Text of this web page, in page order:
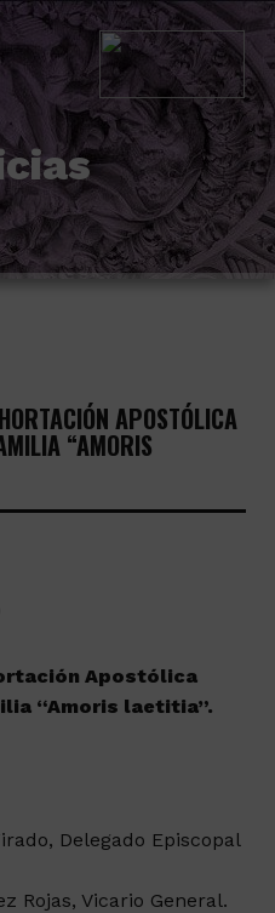
APOSTÓLICA
“AMORIS
Apostólica
“Amoris laetitia”.
Delegado Episcopal
Rojas, Vicario General.